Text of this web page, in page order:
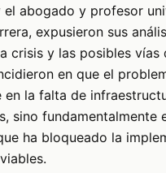
el abogado y profesor
expusieron sus
crisis y las posibles vías
en que el
en la falta de
sino fundamentalmente
ha bloqueado la